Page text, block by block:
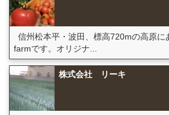
信州松本平・波田、標高720mの高原に
farmです。オリジナ...
株式会社 リーキ